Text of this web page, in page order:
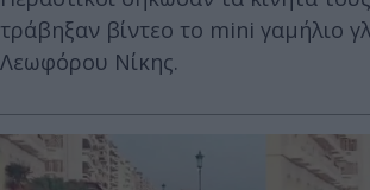
τράβηξαν βίντεο το mini γαμήλιο
Λεωφόρου Νίκης.